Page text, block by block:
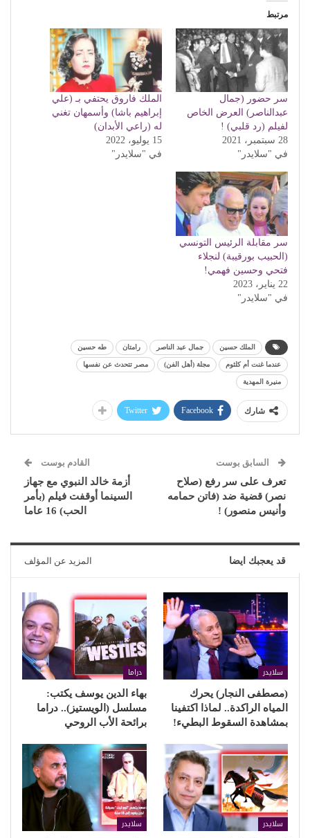
مرتبط
سر حضور (جمال
عبدالناصر) العرض الخاص
لفيلم (رد قلبي) !
28 سبتمبر، 2021
في "سلايدر"
الملك فاروق يحتفي بـ (علي
إبراهيم باشا) وأسمهان تغني
له (راعي الأبدان)
15 يوليو، 2022
في "سلايدر"
سر مقابلة الرئيس التونسي
(الحبيب بورقيبة) لنجلاء
فتحي وحسين فهمي!
22 يناير، 2023
في "سلايدر"
الملك حسين جمال عبد الناصر رامتان طه حسين
عندما غنت أم كلثوم مجلة (أهل الفن) مصر تتحدث عن نفسها
منيرة المهدية
شارك Facebook
Twitter
السابق بوست
تعرف على سر رفع (صلاح
نصر) قضية ضد (فاتن حمامه
وأنيس منصور) !
القادم بوست
أزمة خالد النبوي مع جهاز
السينما أوقفت فيلم (بأمر
الحب) 16 عاما
قد يعجبك ايضا المزيد عن المؤلف
سلايدر
(مصطفى النجار) يحرك
المياه الراكدة.. لماذا اكتفينا
بمشاهدة السقوط البطيء!
دراما
بهاء الدين يوسف يكتب:
مسلسل (الويستيز).. دراما
برائحة الأب الروحي
سلايدر سلايدر